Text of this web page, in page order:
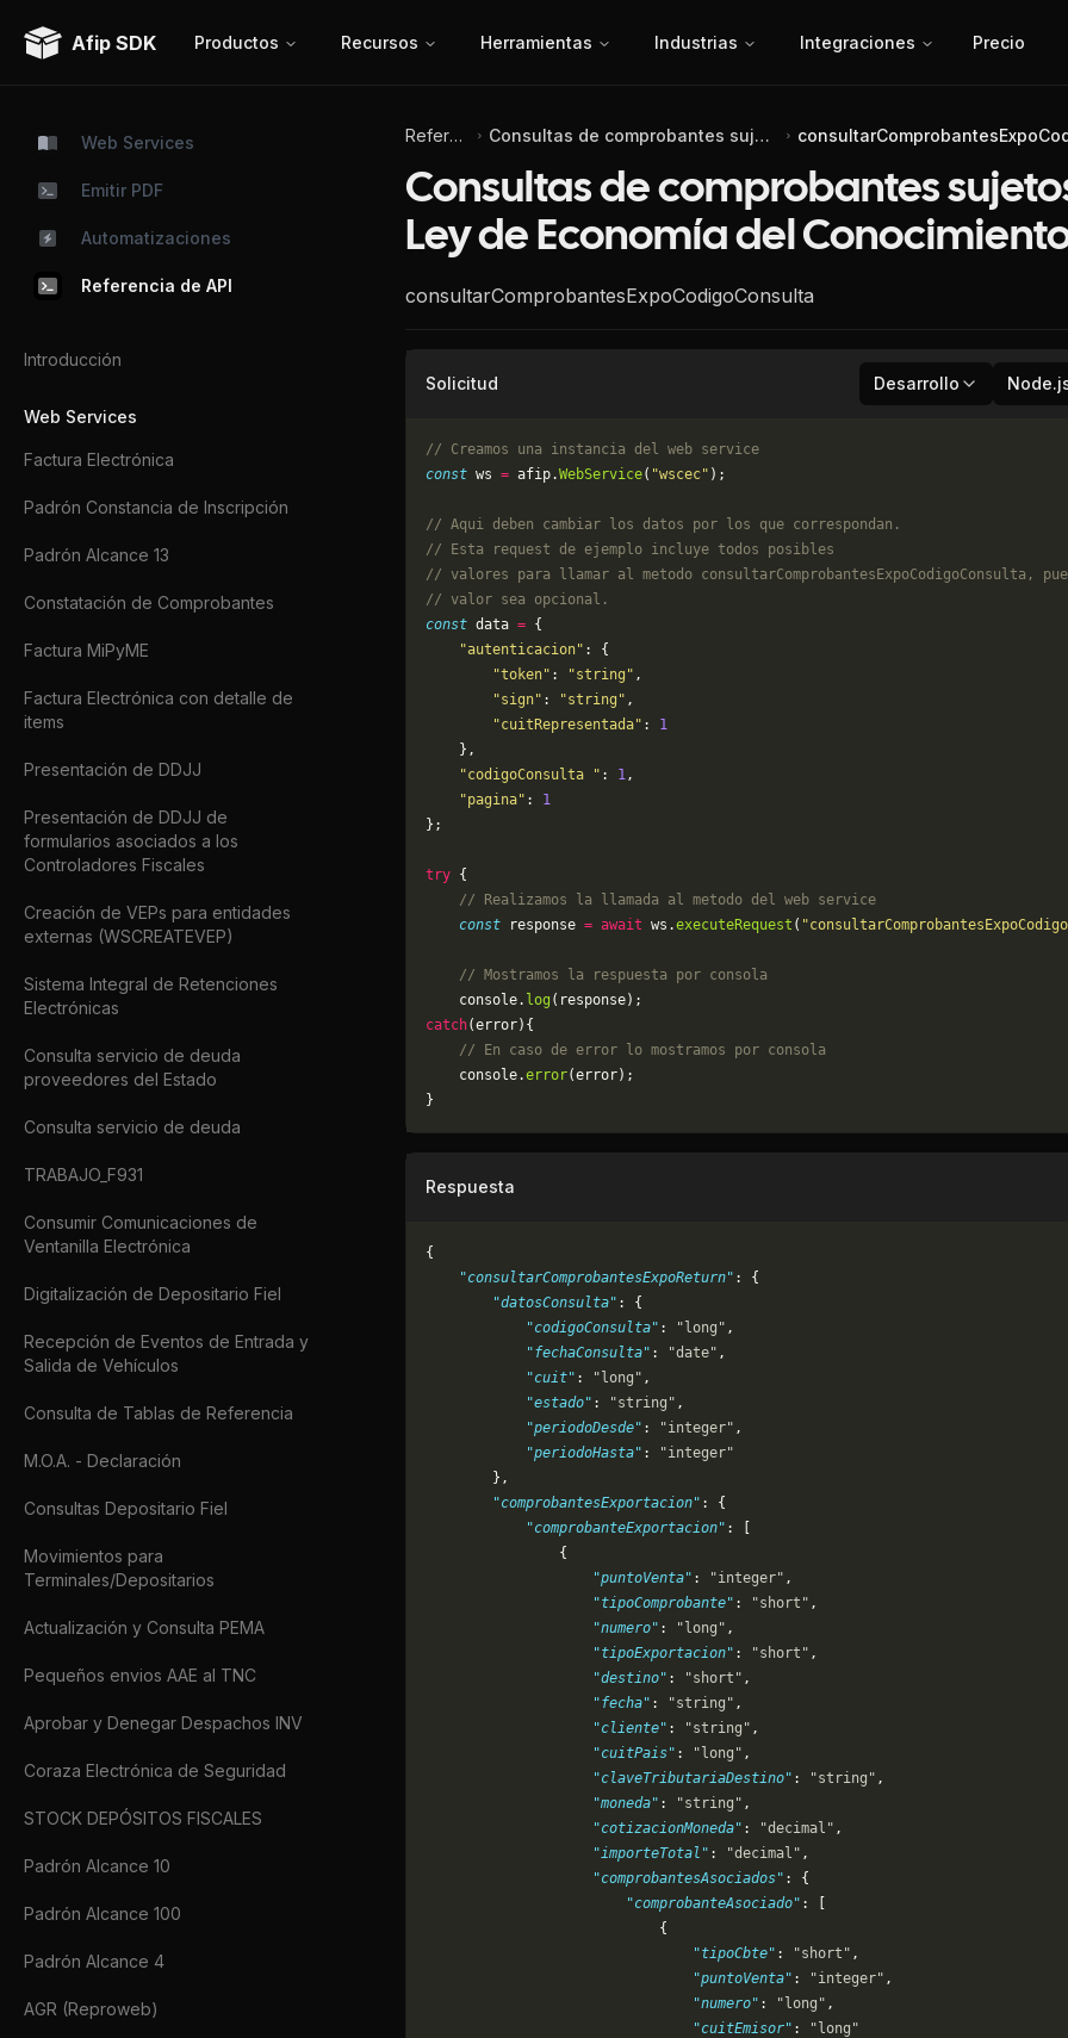
Afip SDK Productos Recursos Herramientas Industrias Integraciones Precio
Web Services
Emitir PDF
Automatizaciones
Referencia de API
Introducción
Web Services
Factura Electrónica
Padrón Constancia de Inscripción
Padrón Alcance 13
Constatación de Comprobantes
Factura MiPyME
Factura Electrónica con detalle de
items
Presentación de DDJJ
Presentación de DDJJ de
formularios asociados a los
Controladores Fiscales
Creación de VEPs para entidades
externas (WSCREATEVEP)
Sistema Integral de Retenciones
Electrónicas
Consulta servicio de deuda
proveedores del Estado
Consulta servicio de deuda
TRABAJO_F931
Consumir Comunicaciones de
Ventanilla Electrónica
Digitalización de Depositario Fiel
Recepción de Eventos de Entrada y
Salida de Vehículos
Consulta de Tablas de Referencia
M.O.A. - Declaración
Consultas Depositario Fiel
Movimientos para
Terminales/Depositarios
Actualización y Consulta PEMA
Pequeños envios AAE al TNC
Aprobar y Denegar Despachos INV
Coraza Electrónica de Seguridad
STOCK DEPÓSITOS FISCALES
Padrón Alcance 10
Padrón Alcance 100
Padrón Alcance 4
AGR (Reproweb)
Referencia de API Consultas de comprobantes sujetos a la Ley de Economía del Conocimiento
Consultas de comprobantes
Ley de Economía del
consultarComprobantesExpoCodigoConsulta
Solicitud Desarrollo
// Creamos una instancia del web service
const ws = afip.WebService( "wscec" );
// Aqui deben cambiar los datos por los que correspondan.
// Esta request de ejemplo incluye todos posibles
// valores para llamar al metodo consultarComprobantesExpoCodigoConsulta,
// valor sea opcional.
const data = {
    "autenticacion"
: {
        "token"
: "string" ,
        "sign"
: "string" ,
        "cuitRepresentada"
: 1
    },
    "codigoConsulta "
: 1,
    "pagina"
: 1
};
try {
    // Realizamos la llamada al metodo del web service
    const
response = await ws.executeRequest (
    // Mostramos la respuesta por consola
    console.
log (response);
catch(error){
    // En caso de error lo mostramos por consola
	console.
error(error);
}
Respuesta
{
    "consultarComprobantesExpoReturn"
: {
        "datosConsulta"
: {
            "codigoConsulta"
: "long" ,
            "fechaConsulta"
: "date" ,
            "cuit"
: "long" ,
            "estado"
: "string" ,
            "periodoDesde"
: "integer" ,
            "periodoHasta"
:
"integer"
        },
        "comprobantesExportacion"
: {
            "comprobanteExportacion"
: [
                {
                    "puntoVenta"
: "integer" ,
                    "tipoComprobante"
: "short" ,
                    "numero"
: "long" ,
                    "tipoExportacion"
: "short" ,
                    "destino"
: "short" ,
                    "fecha"
: "string" ,
                    "cliente"
: "string" ,
                    "cuitPais"
: "long" ,
                    "claveTributariaDestino"
: "string" ,
                    "moneda"
: "string" ,
                    "cotizacionMoneda"
: "decimal" ,
                    "importeTotal"
: "decimal" ,
                    "comprobantesAsociados"
: {
                        "comprobanteAsociado"
: [
                            {
                                "tipoCbte"
: "short" ,
                                "puntoVenta"
: "integer" ,
                                "numero"
: "long" ,
                                "cuitEmisor"
:
"long"